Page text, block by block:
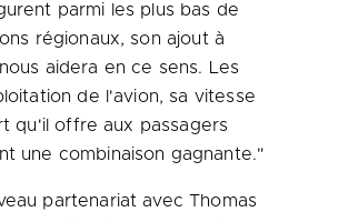
parmi les plus bas de
régionaux, son ajout à
aidera en ce sens. Les
de l'avion, sa vitesse
qu'il offre aux passagers
une combinaison gagnante."
partenariat avecThomas